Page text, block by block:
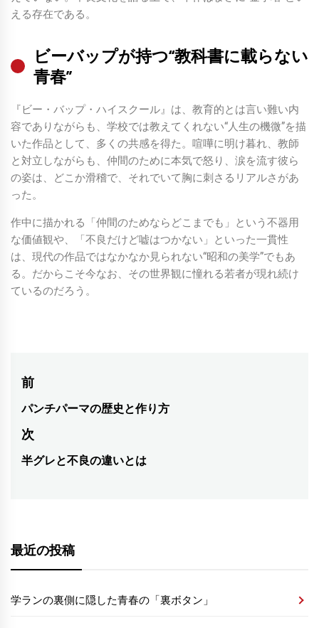
える存在である。
ビーバップが持つ“教科書に載らない
青春”
『ビー・バップ・ハイスクール』は、教育的とは言い難い内
容でありながらも、学校では教えてくれない“人生の機微”を描
いた作品として、多くの共感を得た。喧嘩に明け暮れ、教師
と対立しながらも、仲間のために本気で怒り、涙を流す彼ら
の姿は、どこか滑稽で、それでいて胸に刺さるリアルさがあ
った。
作中に描かれる「仲間のためならどこまでも」という不器用
な価値観や、「不良だけど嘘はつかない」といった一貫性
は、現代の作品ではなかなか見られない“昭和の美学”でもあ
る。だからこそ今なお、その世界観に憧れる若者が現れ続け
ているのだろう。
投
稿
ナ
ビ
ゲ
ン
前
前
の
投
稿:
パンチパーマの歴史と作り方
次
次
半グレと不良の違いとは
最近の投稿
学ランの裏側に隠した青春の「裏ボタン」